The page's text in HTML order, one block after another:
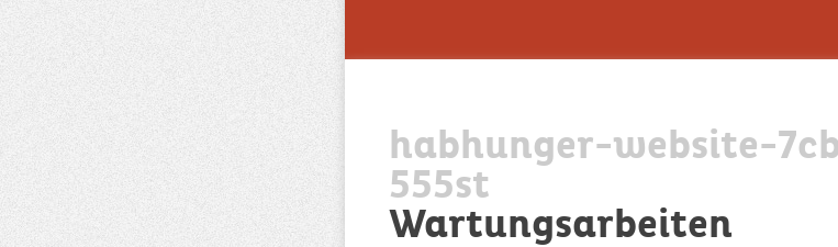
habhunger-website-
555st
Wartungsarbeiten